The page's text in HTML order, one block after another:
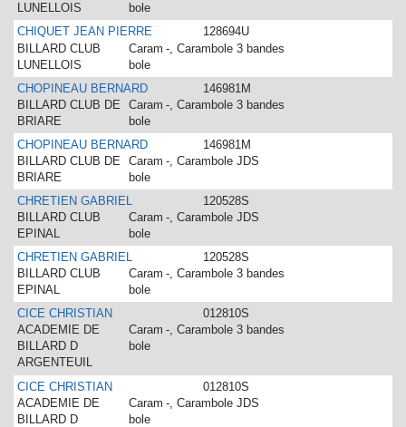
LUNELLOIS
bole
CHIQUET JEAN PIERRE
128694U
BILLARD CLUB
LUNELLOIS
Caram
bole
-, Carambole 3 bandes
CHOPINEAU BERNARD
146981M
BILLARD CLUB DE
BRIARE
Caram
bole
-, Carambole 3 bandes
CHOPINEAU BERNARD
146981M
BILLARD CLUB DE
BRIARE
Caram
bole
-, Carambole JDS
CHRETIEN GABRIEL
120528S
BILLARD CLUB
EPINAL
Caram
bole
-, Carambole JDS
CHRETIEN GABRIEL
120528S
BILLARD CLUB
EPINAL
Caram
bole
-, Carambole 3 bandes
CICE CHRISTIAN
012810S
ACADEMIE DE
BILLARD D
ARGENTEUIL
Caram
bole
-, Carambole 3 bandes
CICE CHRISTIAN
012810S
ACADEMIE DE
BILLARD D
Caram
bole
-, Carambole JDS